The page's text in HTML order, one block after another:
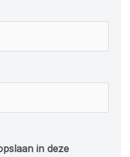
in deze